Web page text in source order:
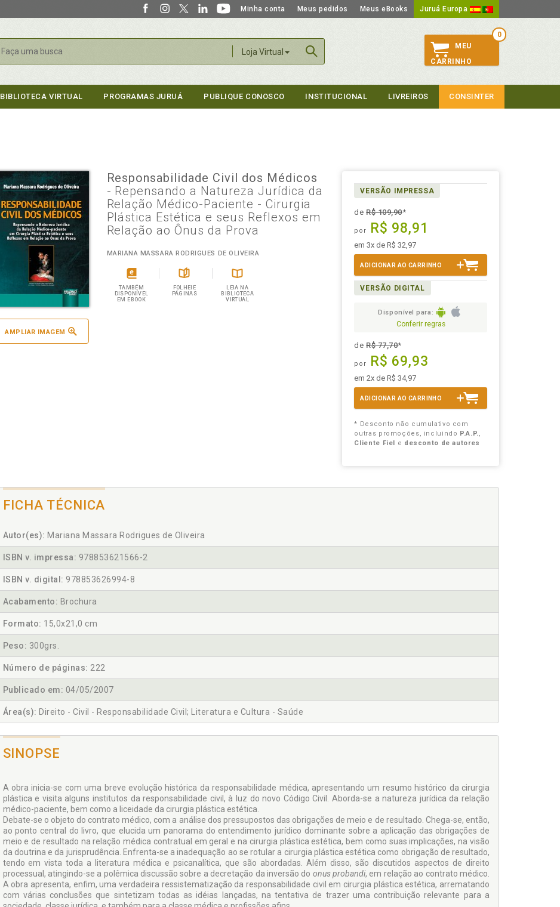
Minha conta Meus pedidos Meus eBooks Juruá Europa
Loja Virtual
Buscar
0
MEU
CARRINHO
BIBLIOTECA VIRTUAL PROGRAMAS JURUÁ PUBLIQUE CONOSCO INSTITUCIONAL LIVREIROS CONSINTER
AMPLIAR IMAGEM
Responsabilidade Civil dos Médicos
- Repensando a Natureza Jurídica da
Relação Médico-Paciente - Cirurgia
Plástica Estética e seus Reflexos em
Relação ao Ônus da Prova
MARIANA MASSARA RODRIGUES DE OLIVEIRA
TAMBÉM
DISPONÍVEL
EM EBOOK
FOLHEIE
PÁGINAS
LEIA NA
BIBLIOTECA
VIRTUAL
VERSÃO IMPRESSA
deR$ 109,90*
por R$ 98,91
em 3x de R$ 32,97
ADICIONAR AO CARRINHO
VERSÃO DIGITAL
Disponível para:
Conferir regras
deR$ 77,70*
por R$ 69,93
em 2x de R$ 34,97
ADICIONAR AO CARRINHO
* Desconto não cumulativo com
outras promoções, incluindo P.A.P.,
Cliente Fiel
e desconto de autores
FICHA TÉCNICA
Autor(es): Mariana Massara Rodrigues de Oliveira
ISBN v. impressa: 978853621566-2
ISBN v. digital: 978853626994-8
Acabamento: Brochura
Formato: 15,0x21,0 cm
Peso: 300grs.
Número de páginas: 222
Publicado em: 04/05/2007
Área(s): Direito - Civil - Responsabilidade Civil; Literatura e Cultura - Saúde
SINOPSE
A obra inicia-se com uma breve evolução histórica da responsabilidade médica, apresentando um resumo histórico da cirurgia
plástica e visita alguns institutos da responsabilidade civil, à luz do novo Código Civil. Aborda-se a natureza jurídica da relação
médico-paciente, bem como a liceidade da cirurgia plástica estética.
Debate-se o objeto do contrato médico, com a análise dos pressupostos das obrigações de meio e de resultado. Chega-se, então,
ao ponto central do livro, que elucida um panorama do entendimento jurídico dominante sobre a aplicação das obrigações de
meio e de resultado na relação médica contratual em geral e na cirurgia plástica estética, bem como suas implicações, na visão
da doutrina e da jurisprudência. Enfrenta-se a inadequação ao se rotular a cirurgia plástica estética como obrigação de resultado,
tendo em vista toda a literatura médica e psicanalítica, que são abordadas. Além disso, são discutidos aspectos de direito
processual, atingindo-se a polêmica discussão sobre a decretação da inversão do onus probandi, em relação ao contrato médico.
A obra apresenta, enfim, uma verdadeira ressistematização da responsabilidade civil em cirurgia plástica estética, arrematando
com várias conclusões que sintetizam todas as idéias lançadas, na tentativa de trazer uma contribuição relevante para a